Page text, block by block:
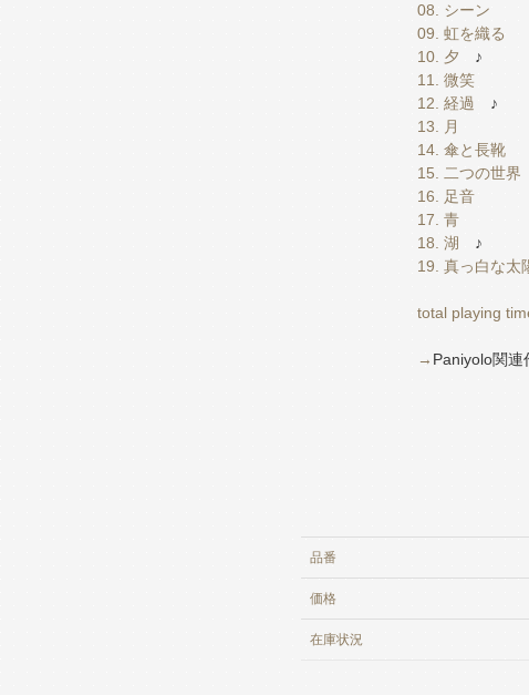
08. シーン
09. 虹を織る
10. 夕 ♪
11. 微笑
12. 経過 ♪
13. 月
14. 傘と長靴
15. 二つの世界
16. 足音
17. 青
18. 湖 ♪
19. 真っ白な太
total playing
→ Paniyolo関連
品番
価格
在庫状況